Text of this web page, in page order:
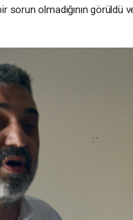
sorun olmadığının görüldü